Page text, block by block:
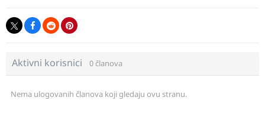
Aktivni korisnici 0 članova
Nema ulogovanih članova koji gledaju ovu stranu.